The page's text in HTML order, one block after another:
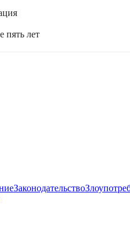
пять лет
Законодательство